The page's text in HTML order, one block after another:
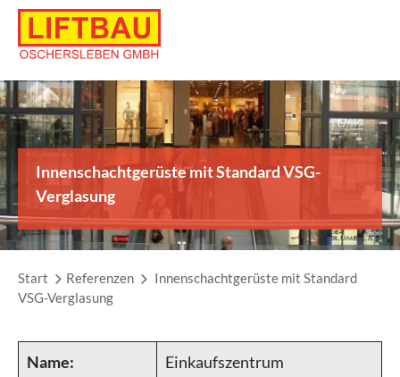
Skip
content
Innenschachtgerüste mit Standard VSG-
Verglasung
Start Referenzen
Innenschachtgerüste mit Standard
VSG-Verglasung
Name: Einkaufszentrum